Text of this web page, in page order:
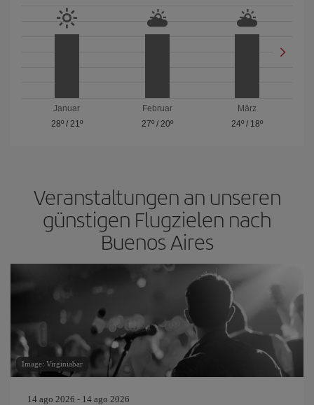
Januar
28º/ 21º
Februar
27º/ 20º
März
24º / 18º
Veranstaltungen an unseren
günstigen Flugzielen nach
Buenos Aires
Image: Virginiabar
14 ago 2026 - 14 ago 2026